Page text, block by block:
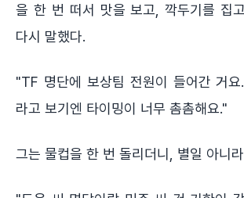
을 한 번 떠서 맛을 보고, 깍두기를 집
다시 말했다.
"TF 명단에 보상팀 전원이 들어간 거
라고 보기엔 타이밍이 너무 촘촘해요."
그는 물컵을 한 번 돌리더니, 별일 아니